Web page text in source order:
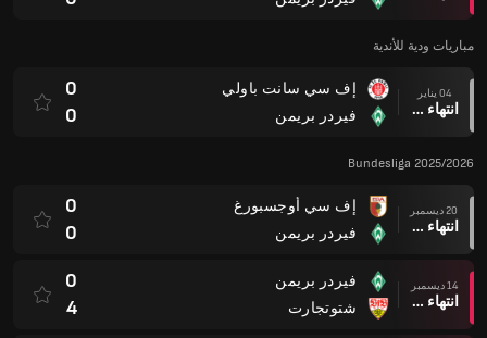
مباريات ودية للأندية
04 يناير
انتهاء وقت المباراة
إف سي سانت باولي
فيردر بريمن
0
0
Bundesliga 2025/2026
20 ديسمبر
انتهاء وقت المباراة
إف سي أوجسبورغ
فيردر بريمن
0
0
14 ديسمبر
انتهاء وقت المباراة
فيردر بريمن
شتوتجارت
0
4